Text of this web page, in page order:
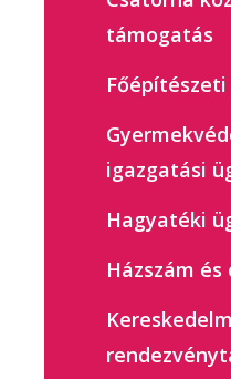
támogatás
igazgatási
Hagyatéki
Házszám